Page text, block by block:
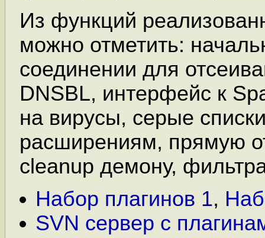
Из функций
можно отметить:
соединении для
DNSBL, интерфейс к
на вирусы, серые
расширениям, прямую
cleanup демону,
Набор плагинов 1,
SVN сервер с